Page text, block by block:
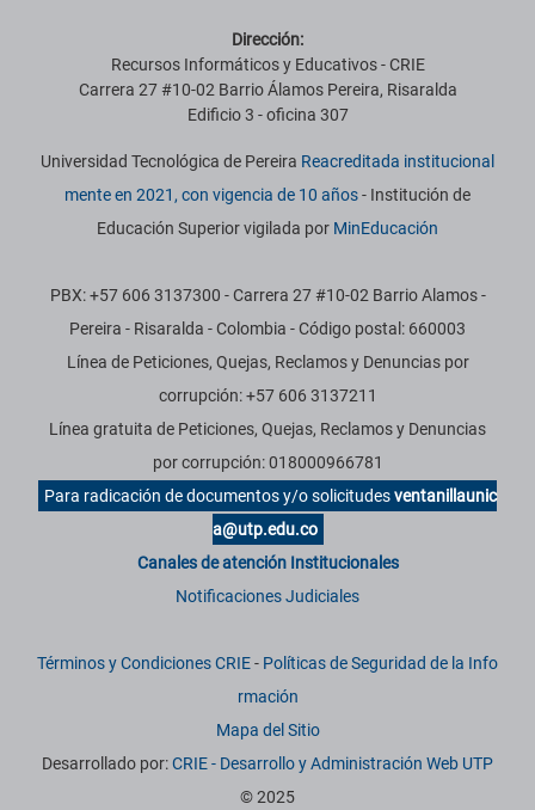
Dirección:
Recursos Informáticos y Educativos - CRIE
Carrera 27 #10-02 Barrio Álamos Pereira, Risaralda
Edificio 3 - oficina 307
Universidad Tecnológica de Pereira Reacreditada institucional
mente en 2021, con vigencia de 10 años- Institución de
Educación Superior vigilada por MinEducación
PBX: +57 606 3137300 - Carrera 27 #10-02 Barrio Alamos -
Pereira - Risaralda - Colombia - Código postal: 660003
Línea de Peticiones, Quejas, Reclamos y Denuncias por
corrupción: +57 606 3137211
Línea gratuita de Peticiones, Quejas, Reclamos y Denuncias
por corrupción: 018000966781
Para radicación de documentos y/o solicitudesventanillaunic
a@utp.edu.co
Canales de atención Institucionales
Notificaciones Judiciales
Términos y Condiciones CRIE- Políticas de Seguridad de la Info
rmación
Mapa del Sitio
Desarrollado por:CRIE - Desarrollo y Administración Web UTP
© 2025